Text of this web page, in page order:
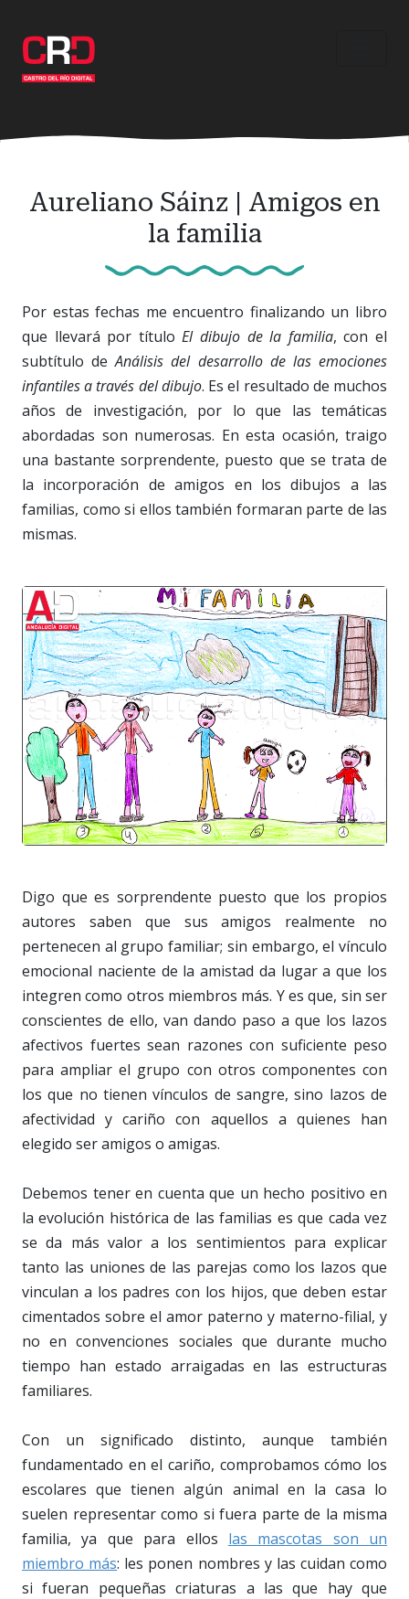
contenido
principal
Aureliano Sáinz | Amigos en
la familia
Por estas fechas me encuentro finalizando un libro
que llevará por títuloEl dibujo de la familia, con el
subtítulo deAnálisis del desarrollo de las emociones
infantiles a través del dibujo. Es el resultado de muchos
años de investigación, por lo que las temáticas
abordadas son numerosas. En esta ocasión, traigo
una bastante sorprendente, puesto que se trata de
la incorporación de amigos en los dibujos a las
familias, como si ellos también formaran parte de las
mismas.
Digo que es sorprendente puesto que los propios
autores saben que sus amigos realmente no
pertenecen al grupo familiar; sin embargo, el vínculo
emocional naciente de la amistad da lugar a que los
integren como otros miembros más. Y es que, sin ser
conscientes de ello, van dando paso a que los lazos
afectivos fuertes sean razones con suficiente peso
para ampliar el grupo con otros componentes con
los que no tienen vínculos de sangre, sino lazos de
afectividad y cariño con aquellos a quienes han
elegido ser amigos o amigas.
Debemos tener en cuenta que un hecho positivo en
la evolución histórica de las familias es que cada vez
se da más valor a los sentimientos para explicar
tanto las uniones de las parejas como los lazos que
vinculan a los padres con los hijos, que deben estar
cimentados sobre el amor paterno y materno-filial, y
no en convenciones sociales que durante mucho
tiempo han estado arraigadas en las estructuras
familiares.
Con un significado distinto, aunque también
fundamentado en el cariño, comprobamos cómo los
escolares que tienen algún animal en la casa lo
suelen representar como si fuera parte de la misma
familia, ya que para ellos las mascotas son un
miembro más: les ponen nombres y las cuidan como
si fueran pequeñas criaturas a las que hay que